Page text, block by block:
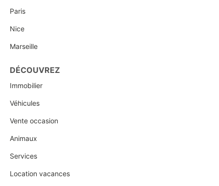
Paris
Nice
Marseille
DÉCOUVREZ
Immobilier
Véhicules
Vente occasion
Animaux
Services
Location vacances